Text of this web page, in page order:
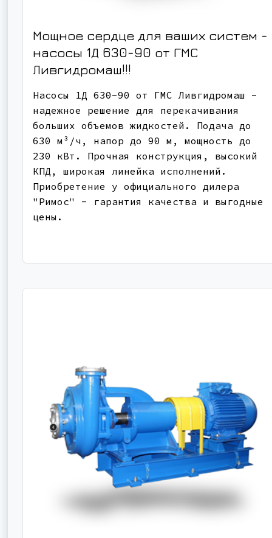
Мощное сердце для ваших систем -
насосы 1Д 630-90 от ГМС
Ливгидромаш!!!
Насосы 1Д 630-90 от ГМС Ливгидромаш -
надежное решение для перекачивания
больших объемов жидкостей. Подача до
630 м³/ч, напор до 90 м, мощность до
230 кВт. Прочная конструкция, высокий
КПД, широкая линейка исполнений.
Приобретение у официального дилера
"Римос" - гарантия качества и выгодные
цены.